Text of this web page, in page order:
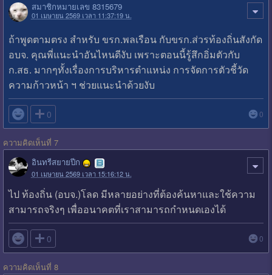
สมาชิกหมายเลข 8315679
01 เมษายน 2569 เวลา 11:37:19 น.
ถ้าพูดตามตรง สำหรับ ขรก.พลเรือน กับขรก.ส่วรท้องถิ่นสังกัด
อบจ. คุณพี่แนะนำอันไหนดีงับ เพราะตอนนี้รู้สึกอิ่มตัวกับ
ก.สธ. มากๆทั้งเรื่องการบริหารตำแหน่ง การจัดการตัวชี้วัด
ความก้าวหน้า ฯ ช่วยแนะนำด้วยงับ
 0 0
ความคิดเห็นที่ 7
อินทรีสยายปีก
01 เมษายน 2569 เวลา 15:16:12 น.
ไป ท้องถิ่น (อบจ.)โลด มีหลายอย่างที่ต้องค้นหาและใช้ความ
สามารถจริงๆ เพื่ออนาคตที่เราสามารถกำหนดเองได้
 0 0
ความคิดเห็นที่ 8